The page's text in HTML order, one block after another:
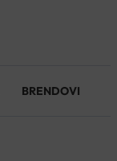
BRENDOVI